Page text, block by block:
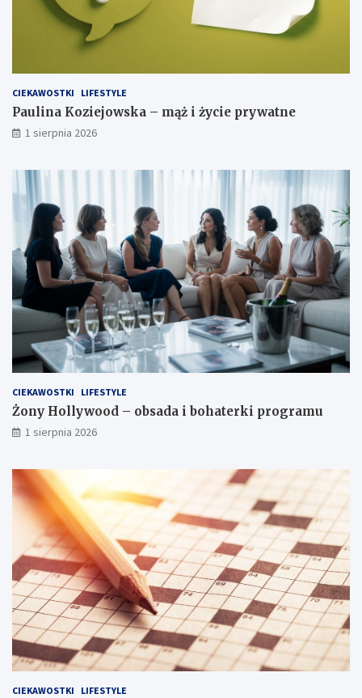
CIEKAWOSTKI LIFESTYLE
Paulina Koziejowska – mąż i życie prywatne
1 sierpnia 2026
CIEKAWOSTKI LIFESTYLE
Żony Hollywood – obsada i bohaterki programu
1 sierpnia 2026
CIEKAWOSTKI LIFESTYLE